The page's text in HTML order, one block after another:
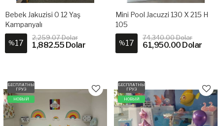
Bebek Jakuzisi 0 12 Yaş
Kampanyalı
%17
2,259.07 Dolar
1,882.55 Dolar
Mini Pool Jacuzzi 130 X 215 H
105
%17
74,340.00 Dolar
61,950.00 Dolar
БЕСПЛАТНЫЙ
ГРУЗ
НОВЫЙ
БЕСПЛАТНЫЙ
ГРУЗ
НОВЫЙ